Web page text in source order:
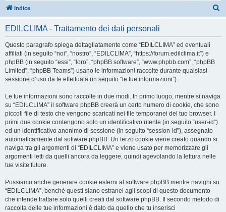
Indice
EDILCLIMA - Trattamento dei dati personali
Questo paragrafo spiega dettagliatamente come “EDILCLIMA” ed eventuali
affiliati (in seguito “noi”, “nostro”, “EDILCLIMA”, “https://forum.edilclima.it”) e
phpBB (in seguito “essi”, “loro”, “phpBB software”, “www.phpbb.com”, “phpBB
Limited”, “phpBB Teams”) usano le informazioni raccolte durante qualsiasi
sessione d’uso da te effettuata (in seguito “le tue informazioni”).
Le tue informazioni sono raccolte in due modi. In primo luogo, mentre si naviga
su “EDILCLIMA” il software phpBB creerà un certo numero di cookie, che sono
piccoli file di testo che vengono scaricati nei file temporanei del tuo browser. I
primi due cookie contengono solo un identificativo utente (in seguito “user-id”)
ed un identificativo anonimo di sessione (in seguito “session-id”), assegnato
automaticamente dal software phpBB. Un terzo cookie viene creato quando si
naviga tra gli argomenti di “EDILCLIMA” e viene usato per memorizzare gli
argomenti letti da quelli ancora da leggere, quindi agevolando la lettura nelle
tue visite future.
Possiamo anche generare cookie esterni al software phpBB mentre navighi su
“EDILCLIMA”, benché questi siano estranei agli scopi di questo documento
che intende trattare solo quelli creati dal software phpBB. Il secondo metodo di
raccolta delle tue informazioni è dato da quello che tu inserisci